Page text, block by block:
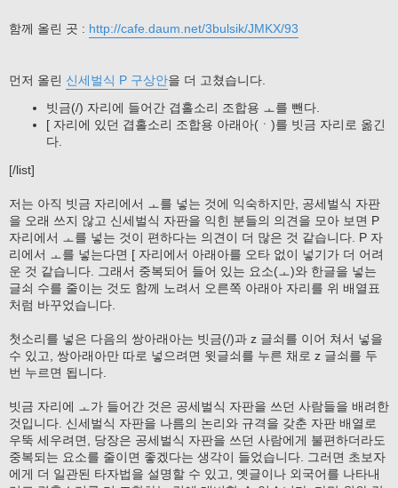
함께 올린 곳 : http://cafe.daum.net/3bulsik/JMKX/93
먼저 올린 신세벌식 P 구상안을 더 고쳤습니다.
빗금(/) 자리에 들어간 겹홀소리 조합용 ㅗ를 뺀다.
[ 자리에 있던 겹홀소리 조합용 아래아(ㆍ)를 빗금 자리로 옮긴
다.
[/list]
저는 아직 빗금 자리에서 ㅗ를 넣는 것에 익숙하지만, 공세벌식 자판
을 오래 쓰지 않고 신세벌식 자판을 익힌 분들의 의견을 모아 보면 P
자리에서 ㅗ를 넣는 것이 편하다는 의견이 더 많은 것 같습니다. P 자
리에서 ㅗ를 넣는다면 [ 자리에서 아래아를 오타 없이 넣기가 더 어려
운 것 같습니다. 그래서 중복되어 들어 있는 요소(ㅗ)와 한글을 넣는
글쇠 수를 줄이는 것도 함께 노려서 오른쪽 아래아 자리를 위 배열표
처럼 바꾸었습니다.
첫소리를 넣은 다음의 쌍아래아는 빗금(/)과 z 글쇠를 이어 쳐서 넣을
수 있고, 쌍아래아만 따로 넣으려면 윗글쇠를 누른 채로 z 글쇠를 두
번 누르면 됩니다.
빗금 자리에 ㅗ가 들어간 것은 공세벌식 자판을 쓰던 사람들을 배려한
것입니다. 신세벌식 자판을 나름의 논리와 규격을 갖춘 자판 배열로
우뚝 세우려면, 당장은 공세벌식 자판을 쓰던 사람에게 불편하더라도
중복되는 요소를 줄이면 좋겠다는 생각이 들었습니다. 그러면 초보자
에게 더 일관된 타자법을 설명할 수 있고, 옛글이나 외국어를 나타내